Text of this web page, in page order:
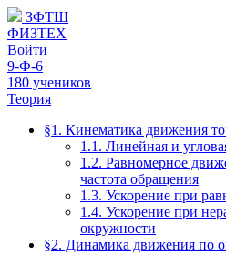
ЗФТШ
ФИЗТЕХ
Войти
9-Ф-6
180 учеников
Теория
§1. Кинематика движения
1.1. Линейная и
1.2. Равномерное
частота обращения
1.3. Ускорение при
1.4. Ускорение при
окружности
§2. Динамика движения по